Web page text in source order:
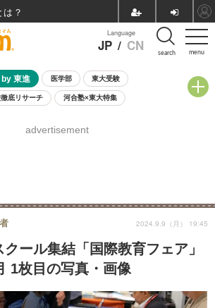
menu
Language
JP / CN search
by 東進 医学部 東大受験
底リサーチ 河合塾×東大特集
8月開催学校説明会・相談会
advertisement
ール集結「国際教育フェア」
1枚目の写真・画像
2024.9.9（月） 19:45